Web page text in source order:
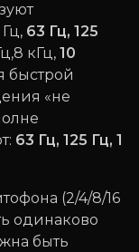
63 Гц, 125
кГц, 10
быстрой
«не
63 Гц, 125 Гц, 1
(2/4/8/16
одинаково
быть